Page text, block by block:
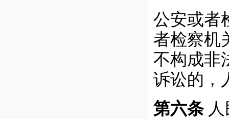
公安或者
者检察机
不构成非
诉讼的，
第六条人